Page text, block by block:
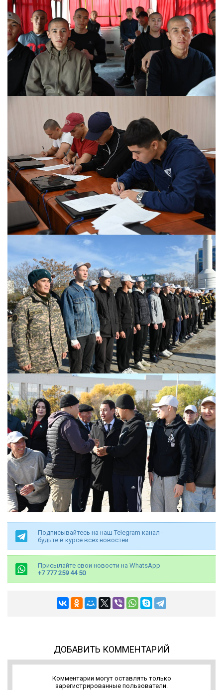
Подписывайтесь на наш Telegram канал -
будьте в курсе всех новостей
Присылайте свои новости на WhatsApp
+7 777 259 44 50
ДОБАВИТЬ КОММЕНТАРИЙ
Комментарии могут оставлять только
зарегистрированные пользователи.